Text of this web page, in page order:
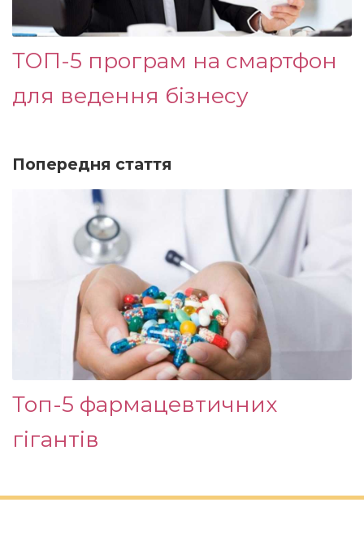
ТОП-5 програм на смартфон
для ведення бізнесу
Попередня стаття
Топ-5 фармацевтичних
гігантів